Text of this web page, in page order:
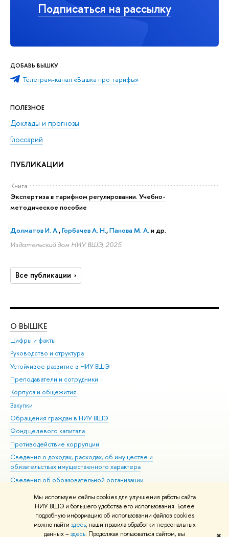
Мы используем файлы cookies для улучшения работы сайта
НИУ ВШЭ и большего удобства его использования. Более
подробную информацию об использовании файлов cookies
можно найти здесь, наши правила обработки персональных
данных –здесь. Продолжая пользоваться сайтом, вы
Подписаться на рассылку
ДОБАВЬ ВЫШКУ
Телеграм-канал «Вышка про тарифы»
ПОЛЕЗНОЕ
Доклады и прогнозы
Глоссарий
ПУБЛИКАЦИИ
Книга
Экспертиза в тарифном регулировании. Учебно-
методическое пособие
Долматов И. А.,Горбачев А. Н.,Панова М. А. и др.
Издательский дом НИУ ВШЭ, 2025.
Все публикации
О ВЫШКЕ
Цифры и факты
Руководство и структура
Устойчивое развитие в НИУ ВШЭ
Преподаватели и сотрудники
Корпуса и общежития
Закупки
Обращения граждан в НИУ ВШЭ
Фонд целевого капитала
Противодействие коррупции
Сведения о доходах, расходах, об имуществе и
обязательствах имущественного характера
Сведения об образовательной организации
Людям с ограниченными возможностями здоровья
Единая платежная страница
Работа в Вышке